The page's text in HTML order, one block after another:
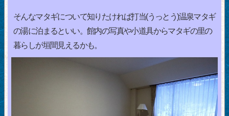
そんなマタギについて知りたければ打当(うっとう)温泉マタギ
の湯に泊まるといい。館内の写真や小道具からマタギの里の
暮らしが垣間見えるかも。